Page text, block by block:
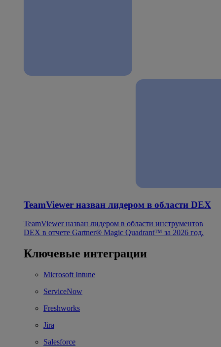
TeamViewer назван лидером в области DEX
TeamViewer назван лидером в области инструментов
DEX в отчете Gartner® Magic Quadrant™ за 2026 год.
Ключевые интеграции
Microsoft Intune
ServiceNow
Freshworks
Jira
Salesforce